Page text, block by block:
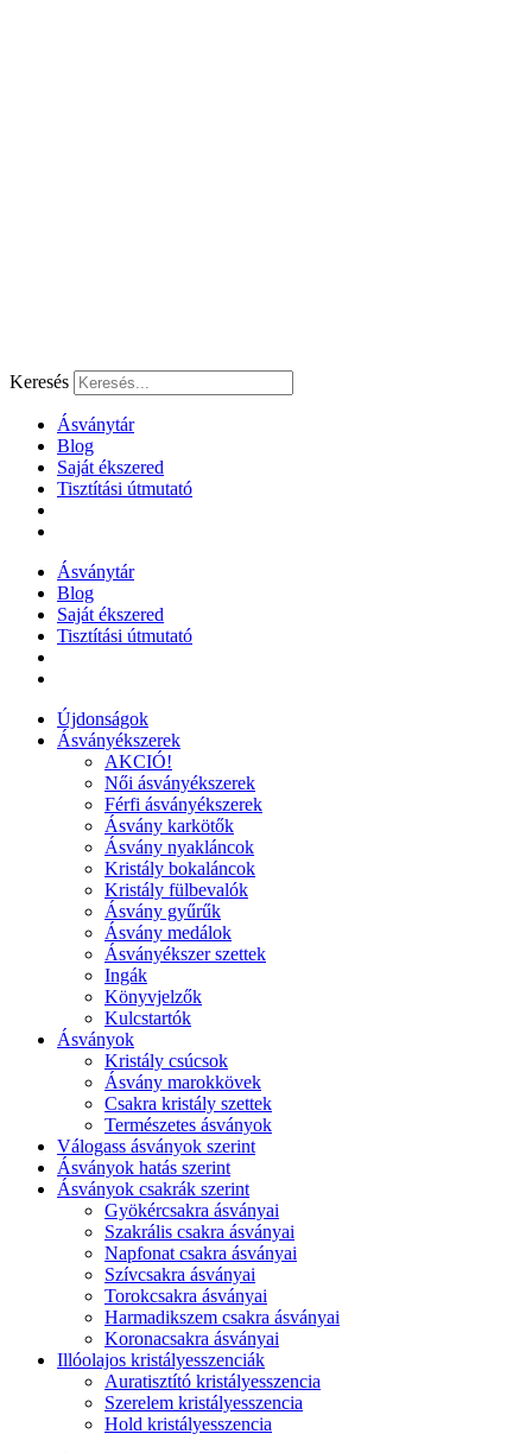
Keresés
Ásványtár
Blog
Saját ékszered
Tisztítási útmutató
Ásványtár
Blog
Saját ékszered
Tisztítási útmutató
Újdonságok
Ásványékszerek
AKCIÓ!
Női ásványékszerek
Férfi ásványékszerek
Ásvány karkötők
Ásvány nyakláncok
Kristály bokaláncok
Kristály fülbevalók
Ásvány gyűrűk
Ásvány medálok
Ásványékszer szettek
Ingák
Könyvjelzők
Kulcstartók
Ásványok
Kristály csúcsok
Ásvány marokkövek
Csakra kristály szettek
Természetes ásványok
Válogass ásványok szerint
Ásványok hatás szerint
Ásványok csakrák szerint
Gyökércsakra ásványai
Szakrális csakra ásványai
Napfonat csakra ásványai
Szívcsakra ásványai
Torokcsakra ásványai
Harmadikszem csakra ásványai
Koronacsakra ásványai
Illóolajos kristályesszenciák
Auratisztító kristályesszencia
Szerelem kristályesszencia
Hold kristályesszencia